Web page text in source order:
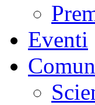
Eventi